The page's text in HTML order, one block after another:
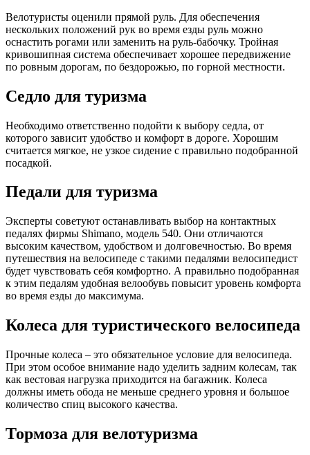
Велотуристы оценили прямой руль. Для обеспечения
нескольких положений рук во время езды руль можно
оснастить рогами или заменить на руль-бабочку. Тройная
кривошипная система обеспечивает хорошее передвижение
по ровным дорогам, по бездорожью, по горной местности.
Седло для туризма
Необходимо ответственно подойти к выбору седла, от
которого зависит удобство и комфорт в дороге. Хорошим
считается мягкое, не узкое сидение с правильно подобранной
посадкой.
Педали для туризма
Эксперты советуют останавливать выбор на контактных
педалях фирмы Shimano, модель 540. Они отличаются
высоким качеством, удобством и долговечностью. Во время
путешествия на велосипеде с такими педалями велосипедист
будет чувствовать себя комфортно. А правильно подобранная
к этим педалям удобная велообувь повысит уровень комфорта
во время езды до максимума.
Колеса для туристического велосипеда
Прочные колеса – это обязательное условие для велосипеда.
При этом особое внимание надо уделить задним колесам, так
как вестовая нагрузка приходится на багажник. Колеса
должны иметь обода не меньше среднего уровня и большое
количество спиц высокого качества.
Тормоза для велотуризма